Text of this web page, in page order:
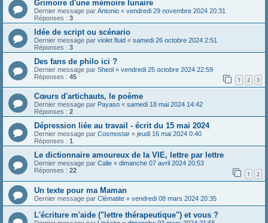
Grimoire d'une mémoire lunaire
Dernier message par Antonio « vendredi 29 novembre 2024 20:31
Réponses : 3
Idée de script ou scénario
Dernier message par violet fluid « samedi 26 octobre 2024 2:51
Réponses : 3
Des fans de philo ici ?
Dernier message par Sheol « vendredi 25 octobre 2024 22:59
Réponses : 45 1 2 3
Cœurs d'artichauts, le poème
Dernier message par Payaso « samedi 18 mai 2024 14:42
Réponses : 2
Dépression liée au travail - écrit du 15 mai 2024
Dernier message par Cosmostar « jeudi 16 mai 2024 0:40
Réponses : 1
Le dictionnaire amoureux de la VIE, lettre par lettre
Dernier message par Calie « dimanche 07 avril 2024 20:53
Réponses : 22 1 2
Un texte pour ma Maman
Dernier message par Clématite « vendredi 08 mars 2024 20:35
L'écriture m'aide ("lettre thérapeutique") et vous ?